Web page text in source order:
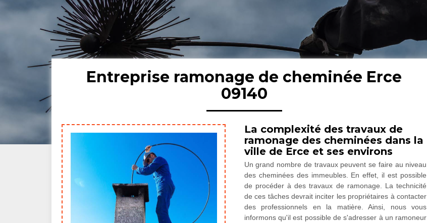
Entreprise ramonage de cheminée Erce
09140
La complexité des travaux de
ramonage des cheminées dans la
ville de Erce et ses environs
Un grand nombre de travaux peuvent se faire au niveau
des cheminées des immeubles. En effet, il est possible
de procéder à des travaux de ramonage. La technicité
de ces tâches devrait inciter les propriétaires à contacter
des professionnels en la matière. Ainsi, nous vous
informons qu'il est possible de s'adresser à un ramoneur